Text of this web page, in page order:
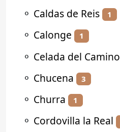
⚬ Caldas de Reis 1
⚬ Calonge 1
⚬ Celada del Camino
⚬ Chucena 3
⚬ Churra 1
⚬ Cordovilla la Real